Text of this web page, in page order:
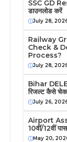
SSC GD
डाउनलोड करें
July 28,
Railway
Check &
Process?
July 28,
Bihar
रिजल्ट कैसे चेक
July 26,
Airport
10वीं/12वीं
May 20,